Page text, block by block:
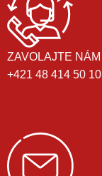
ZAVOLAJTE NÁM
+421 48 414 50 10